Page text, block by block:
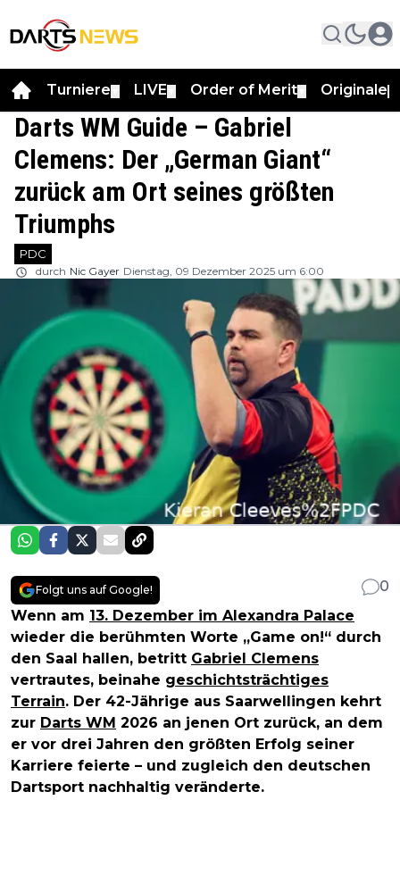
Turniere LIVE Order of Merit Originale
Darts WM Guide – Gabriel
Clemens: Der „German Giant“
zurück am Ort seines größten
Triumphs
PDC
durch Nic Gayer Dienstag, 09 Dezember 2025 um 6:00
Folgt uns auf Google!
0
Wenn am 13. Dezember im Alexandra Palace
wieder die berühmten Worte „Game on!“ durch
den Saal hallen, betritt Gabriel Clemens
vertrautes, beinahe geschichtsträchtiges
Terrain. Der 42-Jährige aus Saarwellingen kehrt
zur Darts WM 2026 an jenen Ort zurück, an dem
er vor drei Jahren den größten Erfolg seiner
Karriere feierte – und zugleich den deutschen
Dartsport nachhaltig veränderte.